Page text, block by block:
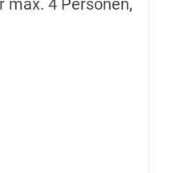
max. 4 Personen,